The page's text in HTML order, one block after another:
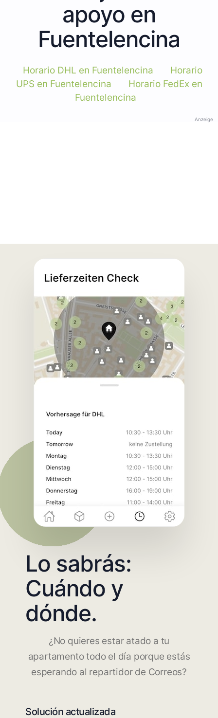
apoyo en
Fuentelencina
Horario DHL en Fuentelencina
Horario
UPS en Fuentelencina
Horario FedEx en
Fuentelencina
Anzeige
Lo sabrás:
Cuándo y
dónde.
¿No quieres estar atado a tu
apartamento todo el día porque estás
esperando al repartidor de Correos?
Solución actualizada